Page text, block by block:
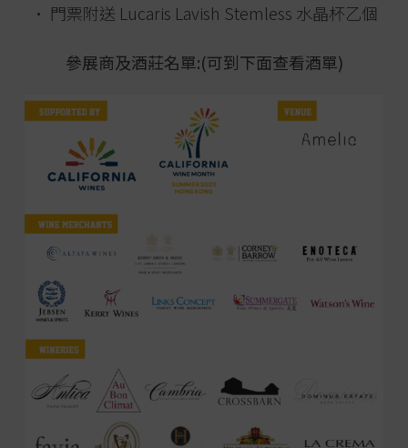
• 門票附送 Lucaris Lavish Stemless 水晶杯乙個
參展商及酒莊名單:(可到下面查看酒單)